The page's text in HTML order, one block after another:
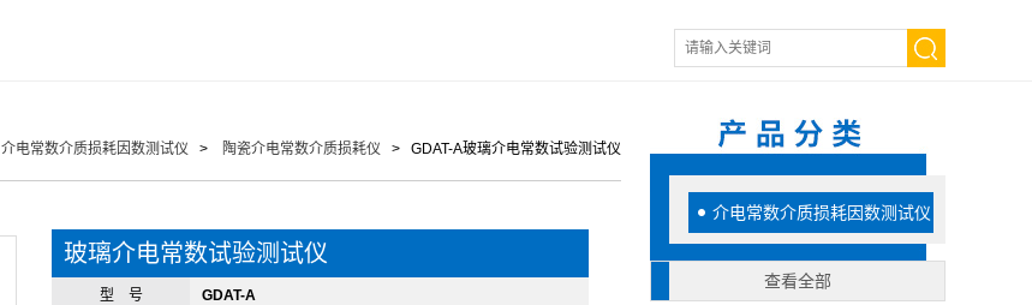
介电常数介质损耗因数测试仪
查看全部
介电常数介质损耗因数测试仪 > 陶瓷介电常数介质损耗仪 > GDAT-A玻璃介电常数试验测试仪
玻璃介电常数试验测试仪
型 号 GDAT-A